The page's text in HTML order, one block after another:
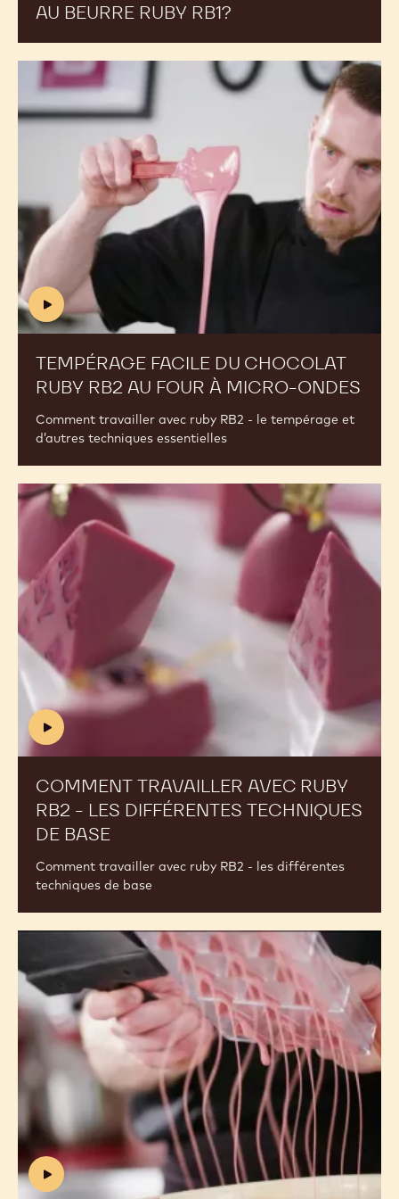
v
P
Z
D
1
A
r
s
6
J
AU BEURRE RUBY RB1?
(includes
TEMPÉRAGE FACILE DU CHOCOLAT
RUBY RB2 AU FOUR À MICRO-ONDES
Comment travailler avec ruby RB2 - le tempérage et
d’autres techniques essentielles
TEMPÉRAGE
FACILE
DU
AU
FOUR
À
MICRO-
ONDES
(includes
COMMENT TRAVAILLER AVEC RUBY
RB2 - LES DIFFÉRENTES TECHNIQUES
DE BASE
VIDEO)
Comment travailler avec ruby RB2 - les différentes
techniques de base
Comment
travailler
ruby
RB2
-
les
différentes
techniques
de
base
(includes
travailler
avec
ruby
RB2